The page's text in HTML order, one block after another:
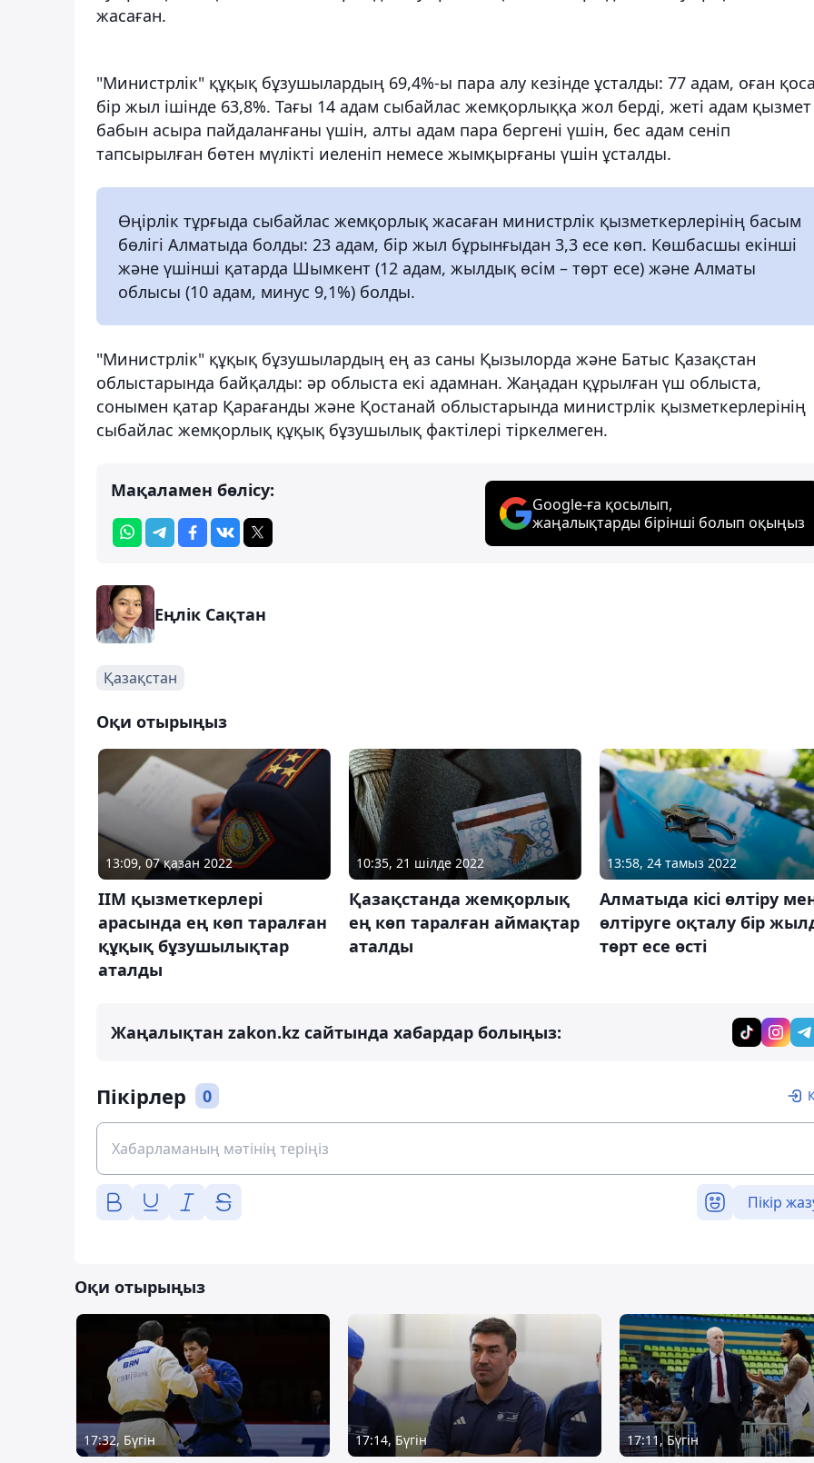
жасаған.
"Министрлік" құқық бұзушылардың 69,4%-ы пара алу кезінде ұсталды: 77 адам, оған
бір жыл ішінде 63,8%. Тағы 14 адам сыбайлас жемқорлыққа жол берді, жеті адам қызмет
бабын асыра пайдаланғаны үшін, алты адам пара бергені үшін, бес адам сеніп
тапсырылған бөтен мүлікті иеленіп немесе жымқырғаны үшін ұсталды.
Өңірлік тұрғыда сыбайлас жемқорлық жасаған министрлік қызметкерлерінің басым
бөлігі Алматыда болды: 23 адам, бір жыл бұрынғыдан 3,3 есе көп. Көшбасшы екінші
және үшінші қатарда Шымкент (12 адам, жылдық өсім – төрт есе) және Алматы
облысы (10 адам, минус 9,1%) болды.
"Министрлік" құқық бұзушылардың ең аз саны Қызылорда және Батыс Қазақстан
облыстарында байқалды: әр облыста екі адамнан. Жаңадан құрылған үш облыста,
сонымен қатар Қарағанды ​​және Қостанай облыстарында министрлік қызметкерлерінің
сыбайлас жемқорлық құқық бұзушылық фактілері тіркелмеген.
Мақаламен бөлісу:
Google-ға қосылып,
жаңалықтарды бірінші болып оқыңыз
Еңлік Сақтан
Қазақстан
Оқи отырыңыз
13:09, 07 қазан 2022
ІІМ қызметкерлері
арасында ең көп таралған
құқық бұзушылықтар
аталды
10:35, 21 шілде 2022
Қазақстанда жемқорлық
ең көп таралған аймақтар
аталды
13:58, 24 тамыз 2022
Алматыда кісі өлтіру
өлтіруге оқталу бір
төрт есе өсті
Жаңалықтан zakon.kz сайтында хабардар болыңыз:
Пікірлер 0
Пікір
Оқи отырыңыз
17:32, Бүгін 17:14, Бүгін 17:11, Бүгін